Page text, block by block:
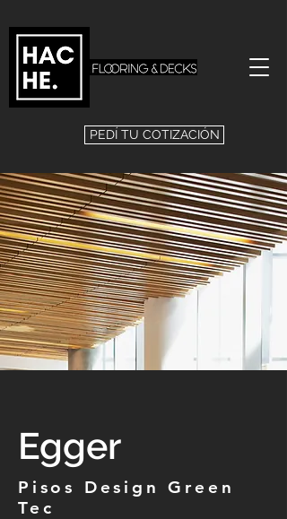
PEDÍ TU COTIZACIÓN
Egger
Pisos Design Green
Tec